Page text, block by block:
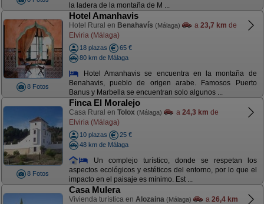
la ladera de la montaña de M ...
8 Fotos
Hotel Amanhavis
Hotel Rural en Benahavís (Málaga) a 23,7 km de
Elviria (Málaga)
18 plazas
65 €
80 km de Málaga
Hotel Amanhavis se encuentra en la montaña de
Benahavis, pueblo de origen arabe. Famosos Puerto
Banus y Marbella se encuentran solo algunos ...
8 Fotos
Finca El Moralejo
Casa Rural en Tolox (Málaga) a 24,3 km de
Elviria (Málaga)
10 plazas
25 €
48 km de Málaga
Un complejo turístico, donde se respetan los
aspectos ecológicos y estéticos del entorno, por lo que el
impacto en el paisaje es mínimo. Est ...
Casa Mulera
Vivienda turística en Alozaina (Málaga) a 26,4 km